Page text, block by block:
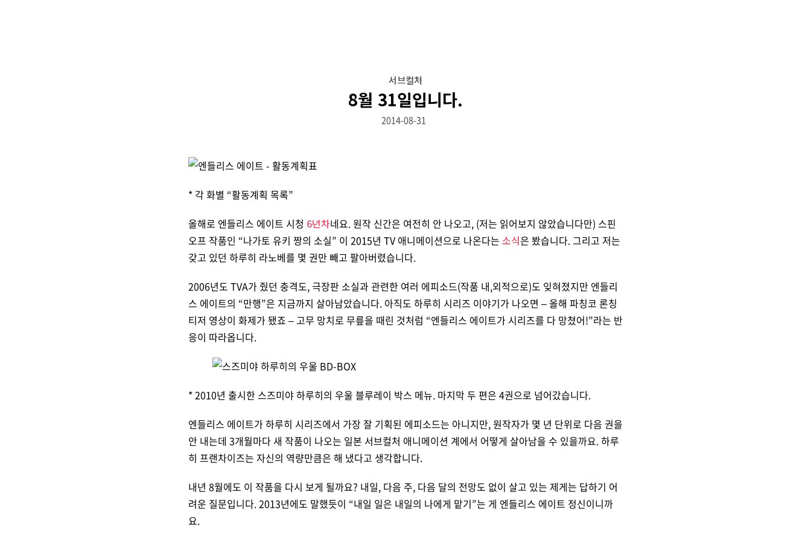
서브컬처
8월 31일입니다.
2014-08-31
* 각 화별 “활동계획 목록”
올해로 엔들리스 에이트 시청 6년차네요. 원작 신간은 여전히 안 나오고, (저는 읽어보지 않았습니다만) 스핀
오프 작품인 “나가토 유키 짱의 소실” 이 2015년 TV 애니메이션으로 나온다는 소식은 봤습니다. 그리고 저는
갖고 있던 하루히 라노베를 몇 권만 빼고 팔아버렸습니다.
2006년도 TVA가 줬던 충격도, 극장판 소실과 관련한 여러 에피소드(작품 내,외적으로)도 잊혀졌지만 엔들리
스 에이트의 “만행”은 지금까지 살아남았습니다. 아직도 하루히 시리즈 이야기가 나오면 – 올해 파칭코 론칭
티저 영상이 화제가 됐죠 – 고무 망치로 무릎을 때린 것처럼 “엔들리스 에이트가 시리즈를 다 망쳤어!”라는 반
응이 따라옵니다.
* 2010년 출시한 스즈미야 하루히의 우울 블루레이 박스 메뉴. 마지막 두 편은 4권으로 넘어갔습니다.
엔들리스 에이트가 하루히 시리즈에서 가장 잘 기획된 에피소드는 아니지만, 원작자가 몇 년 단위로 다음 권을
안 내는데 3개월마다 새 작품이 나오는 일본 서브컬처 애니메이션 계에서 어떻게 살아남을 수 있을까요. 하루
히 프랜차이즈는 자신의 역량만큼은 해 냈다고 생각합니다.
내년 8월에도 이 작품을 다시 보게 될까요? 내일, 다음 주, 다음 달의 전망도 없이 살고 있는 제게는 답하기 어
려운 질문입니다. 2013년에도 말했듯이 “내일 일은 내일의 나에게 맡기”는 게 엔들리스 에이트 정신이니까
요.